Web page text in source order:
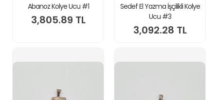
Abanoz Kolye Ucu #1
3,805.89 TL
Sedef El Yazma İşçilikli Kolye
Ucu #3
3,092.28 TL